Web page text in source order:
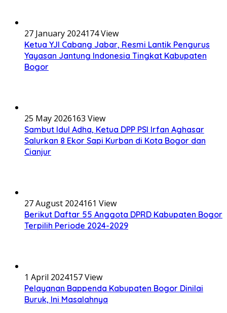
27 January 2024174 View
Ketua YJI Cabang Jabar, Resmi Lantik Pengurus
Yayasan Jantung Indonesia Tingkat Kabupaten
Bogor
25 May 2026163 View
Sambut Idul Adha, Ketua DPP PSI Irfan Aghasar
Salurkan 8 Ekor Sapi Kurban di Kota Bogor dan
Cianjur
27 August 2024161 View
Berikut Daftar 55 Anggota DPRD Kabupaten Bogor
Terpilih Periode 2024-2029
1 April 2024157 View
Pelayanan Bappenda Kabupaten Bogor Dinilai
Buruk, Ini Masalahnya